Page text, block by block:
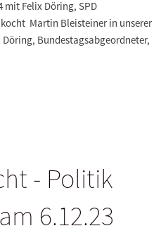
mit Felix Döring, SPD
kocht Martin Bleisteiner in unserer
Bundestagsabgeordneter,
- Politik
6.12.23